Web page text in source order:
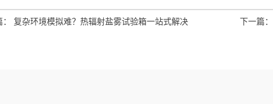
复杂环境模拟难？热辐射盐雾试验箱一站式解决 下一篇：